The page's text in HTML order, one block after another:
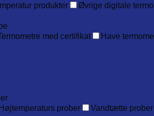
produkter
Øvrige digitale
med certifikat Have
Højtemperaturs prober Vandtætte prober